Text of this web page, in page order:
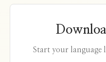
Start your language